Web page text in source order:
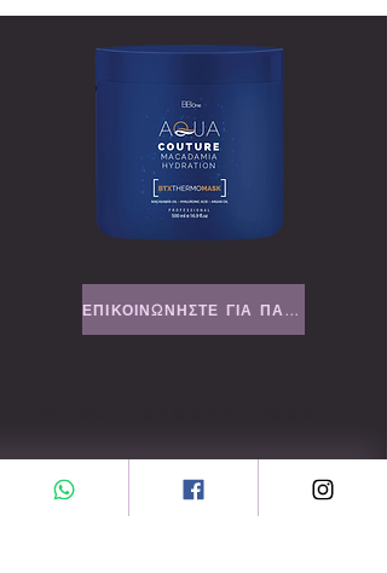
ΕΠΙΚΟΙΝΩΝΗΣΤΕ ΓΙΑ ΠΑΡΑΓΓΕΛΙΑ
Εισαγάγετε το email σας εδώ